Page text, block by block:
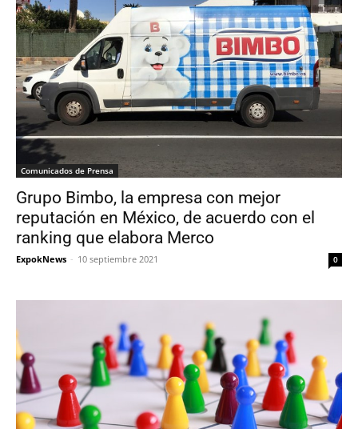
Comunicados de Prensa
Grupo Bimbo, la empresa con mejor
reputación en México, de acuerdo con el
ranking que elabora Merco
ExpokNews - 10 septiembre 2021 0